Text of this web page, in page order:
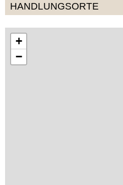
HANDLUNGSORTE
+
−